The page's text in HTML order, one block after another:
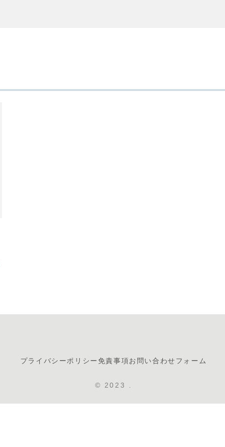
プライバシーポリシー 免責事項お問い合わせフォーム
© 2023 .